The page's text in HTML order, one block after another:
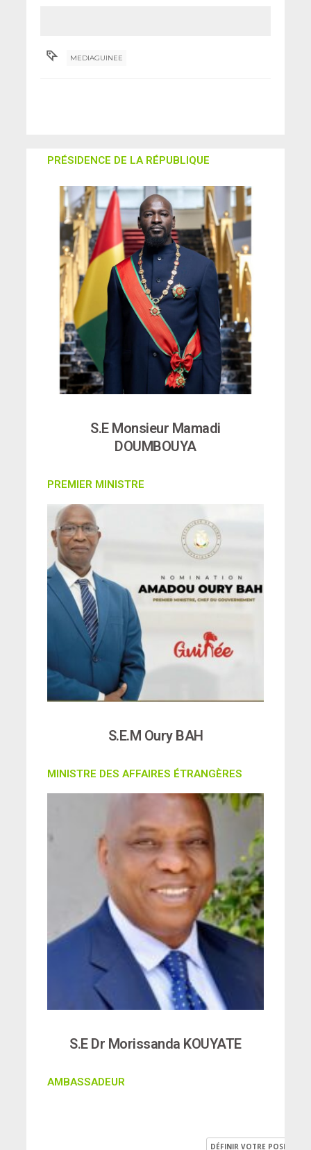
MEDIAGUINEE
PRÉSIDENCE DE LA RÉPUBLIQUE
S.E Monsieur Mamadi
DOUMBOUYA
PREMIER MINISTRE
S.E.M Oury BAH
MINISTRE DES AFFAIRES ÉTRANGÈRES
S.E Dr Morissanda KOUYATE
AMBASSADEUR
DÉFINIR VOTRE POSITION